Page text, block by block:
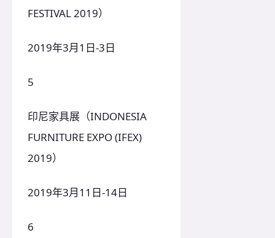
FESTIVAL 2019）
2019年3月1日-3日
5
印尼家具展（INDONESIA
FURNITURE EXPO (IFEX)
2019）
2019年3月11日-14日
6